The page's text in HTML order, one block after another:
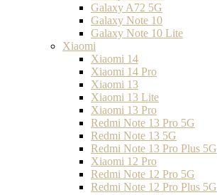
Galaxy A72 5G
Galaxy Note 10
Galaxy Note 10 Lite
Xiaomi
Xiaomi 14
Xiaomi 14 Pro
Xiaomi 13
Xiaomi 13 Lite
Xiaomi 13 Pro
Redmi Note 13 Pro 5G
Redmi Note 13 5G
Redmi Note 13 Pro Plus 5G
Xiaomi 12 Pro
Redmi Note 12 Pro 5G
Redmi Note 12 Pro Plus 5G